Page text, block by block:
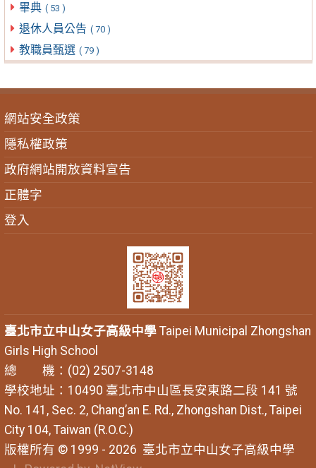
畢典 ( 53 )
退休人員公告 ( 70 )
教職員甄選 ( 79 )
網站安全政策
隱私權政策
政府網站開放資料宣告
正體字
登入
臺北市立中山女子高級中學Taipei Municipal Zhongshan
Girls High School
總 機：(02) 2507-3148
學校地址：10490 臺北市中山區長安東路二段 141 號
No. 141, Sec. 2, Chang’an E. Rd., Zhongshan Dist., Taipei
City 104, Taiwan (R.O.C.)
版權所有 © 1999 - 2026 臺北市立中山女子高級中學